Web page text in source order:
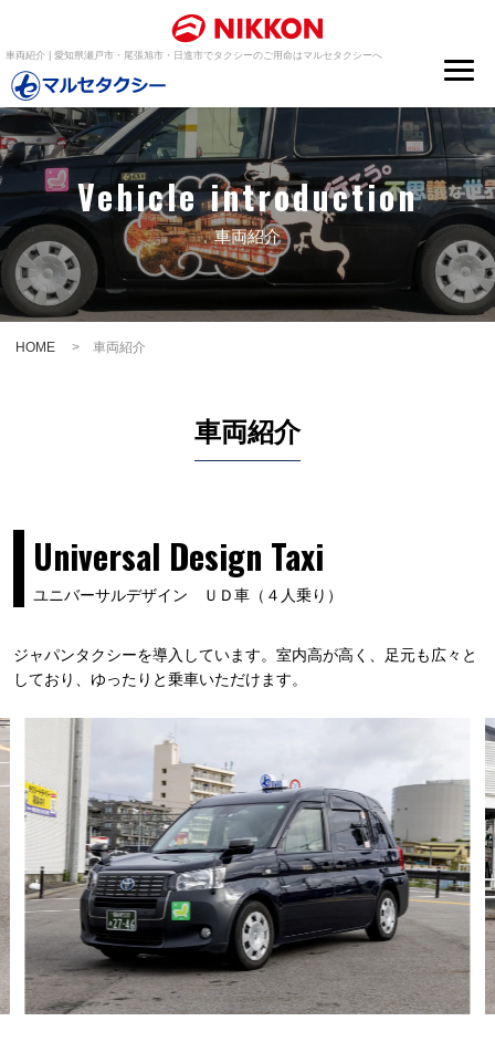
車両紹介 | 愛知県瀬戸市・尾張旭市・日進市でタクシーのご用命はマルセタクシーへ
Vehicle introduction
車両紹介
HOME > 車両紹介
車両紹介
Universal Design Taxi
ユニバーサルデザイン ＵＤ車（４人乗り）
ジャパンタクシーを導入しています。室内高が高く、足元も広々と
しており、ゆったりと乗車いただけます。